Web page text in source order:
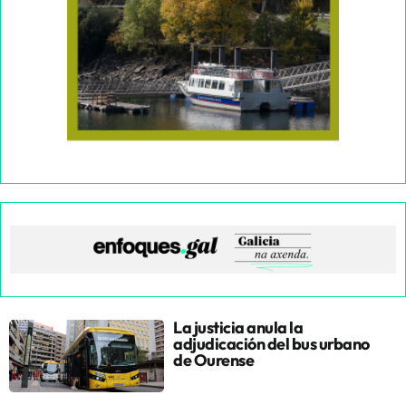
La justicia anula la
adjudicación del bus urbano
de Ourense